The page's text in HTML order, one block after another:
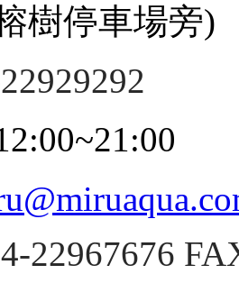
樹停車場旁)
22967676